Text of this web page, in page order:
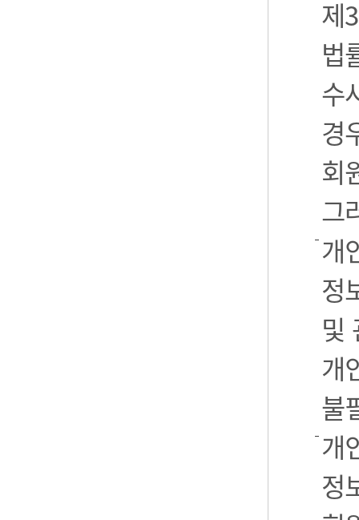
제
법
수
경
회
그
개
정
및
개
불
개
정